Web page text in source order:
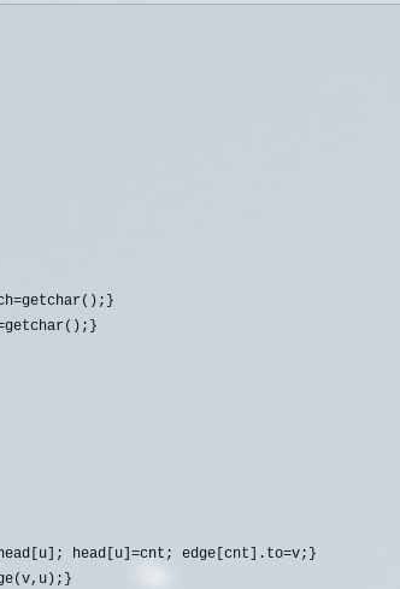
getchar();}
getchar();}
head[u]=cnt; edge[cnt].to=